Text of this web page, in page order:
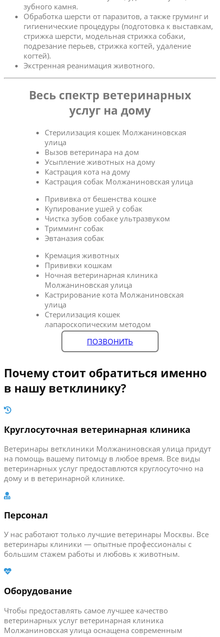
зубного камня.
Обработка шерсти от паразитов, а также груминг и
гигиенические процедуры (подготовка к выставкам,
стрижка шерсти, модельная стрижка собаки,
подрезание перьев, стрижка когтей, удаление
когтей).
Экстренная реанимация животного.
Весь спектр ветеринарных
услуг на дому
Стерилизация кошек Молжаниновская
улица
Вызов ветеринара на дом
Усыпление животных на дому
Кастрация кота на дому
Кастрация собак Молжаниновская улица
Прививка от бешенства кошке
Купирование ушей у собак
Чистка зубов собаке ультразвуком
Тримминг собак
Эвтаназия собак
Кремация животных
Прививки кошкам
Ночная ветеринарная клиника
Молжаниновская улица
Кастрирование кота Молжаниновская
улица
Стерилизация кошек
лапароскопическим методом
ПОЗВОНИТЬ
Почему стоит обратиться именно
в нашу ветклинику?
Круглосуточная ветеринарная клиника
Ветеринары ветклиники Молжаниновская улица придут
на помощь вашему питомцу в любое время. Все виды
ветеринарных услуг предоставлются круглосуточно на
дому и в ветеринарной клинике.
Персонал
У нас работают только лучшие ветеринары Москвы. Все
ветеринары клиники — опытные профессионалы с
большим стажем работы и любовь к животным.
Оборудование
Чтобы предоставлять самое лучшее качество
ветеринарных услуг ветеринарная клиника
Молжаниновская улица оснащена современным